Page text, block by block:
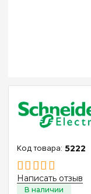
5222
Написать отзыв